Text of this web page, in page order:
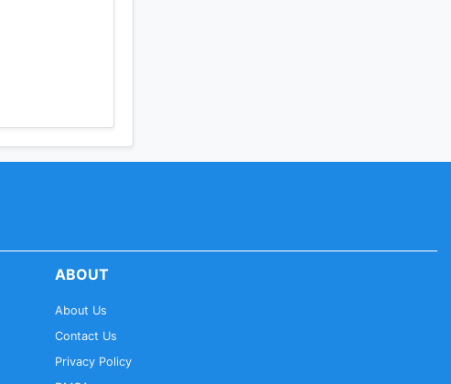
ABOUT
About Us
Contact Us
Privacy Policy